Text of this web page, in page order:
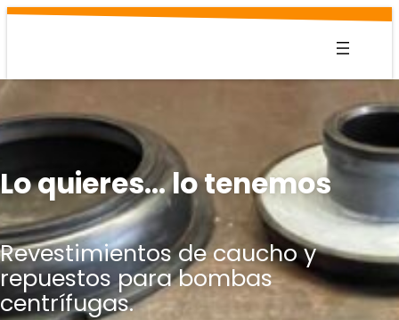
Saltar
Lo quieres… lo tenemos
Revestimientos de caucho y
repuestos para bombas
centrífugas.